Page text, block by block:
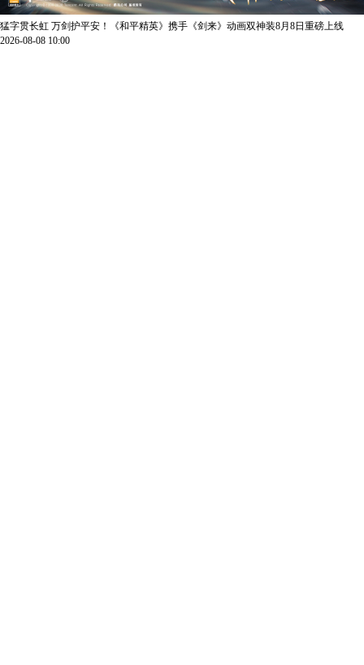
猛字贯长虹 万剑护平安！《和平精英》携手《剑来》动画双神装8月8日重磅上线
2026-08-08 10:00